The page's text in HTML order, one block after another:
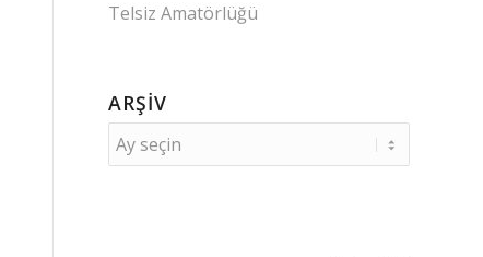
Telsiz Amatörlüğü
ARŞIV